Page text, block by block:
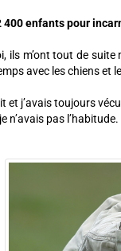
enfants pour
ils m’ont tout de
avec les chiens et
j’avais toujours
n’avais pas